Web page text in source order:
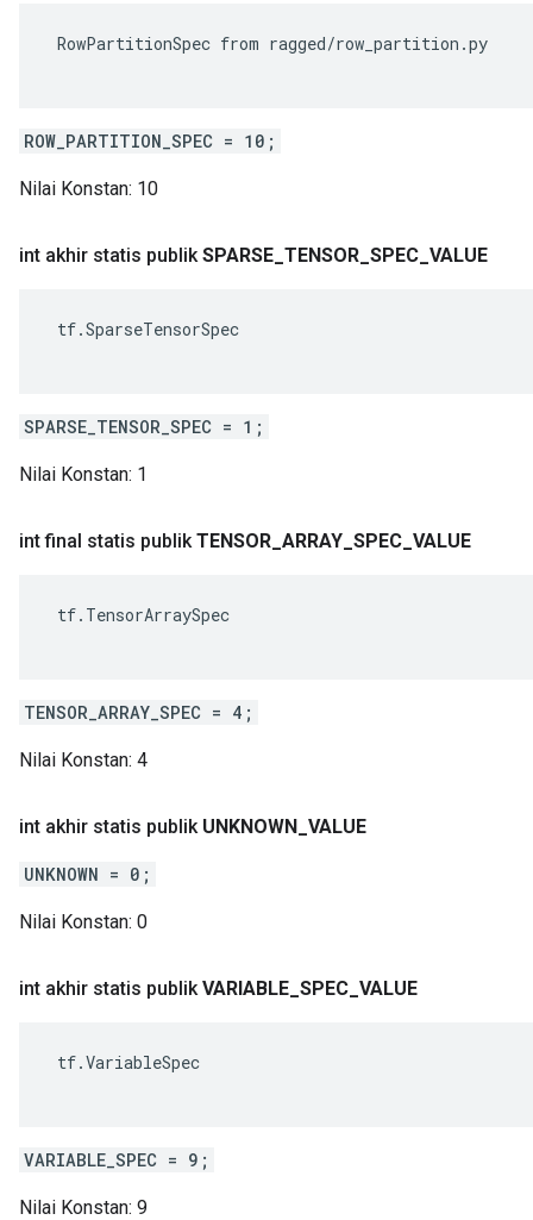
RowPartitionSpec from ragged/row_partition.py
ROW_PARTITION_SPEC = 10;
Nilai Konstan: 10
int akhir statis publik SPARSE TENSOR SPEC VALUE
tf.SparseTensorSpec
SPARSE_TENSOR_SPEC = 1;
Nilai Konstan: 1
int final statis publik TENSOR ARRAY SPEC VALUE
tf.TensorArraySpec
TENSOR_ARRAY_SPEC = 4;
Nilai Konstan: 4
int akhir statis publik UNKNOWN VALUE
UNKNOWN = 0;
Nilai Konstan: 0
int akhir statis publik VARIABLE SPEC VALUE
tf.VariableSpec
VARIABLE_SPEC = 9;
Nilai Konstan: 9